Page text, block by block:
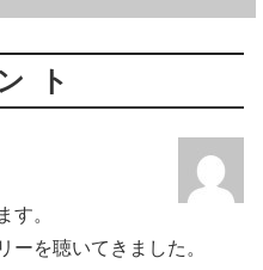
ト
す。
ーを聴いてきました。